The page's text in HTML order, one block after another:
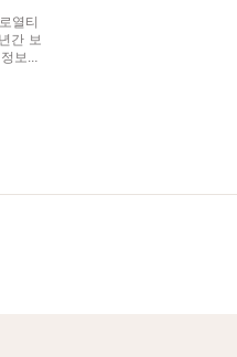
열티
간 보
보에
여 해